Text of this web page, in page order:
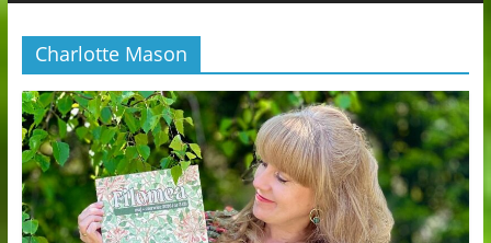
Charlotte Mason